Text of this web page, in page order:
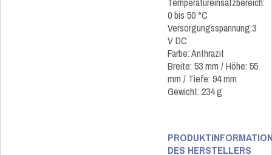
0 bis 50 °C
Versorgungsspannung:3
V DC
Farbe: Anthrazit
Breite: 53 mm / Höhe: 55
mm / Tiefe: 94 mm
Gewicht: 234 g
DES HERSTELLERS